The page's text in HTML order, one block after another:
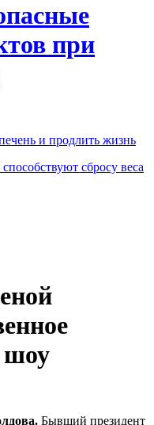
при
и продлить жизнь
сбросу веса
шоу
Бывший президент